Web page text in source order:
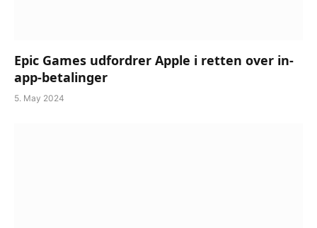
Epic Games udfordrer Apple i retten over in-
app-betalinger
5. May 2024